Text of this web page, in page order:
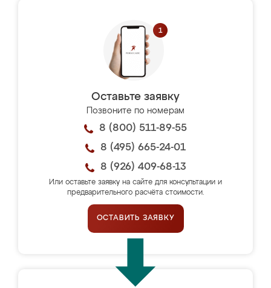
Оставьте заявку
Позвоните по номерам
8 (800) 511-89-55
8 (495) 665-24-01
8 (926) 409-68-13
Или оставьте заявку на сайте для консультации и
предварительного расчёта стоимости.
ОСТАВИТЬ ЗАЯВКУ